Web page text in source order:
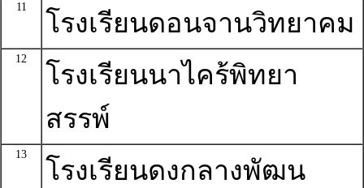
11
โรงเรียนดอนจานวิทยาคม
12
โรงเรียนนาไคร้พิทยา
สรรพ์
13
โรงเรียนดงกลางพัฒน